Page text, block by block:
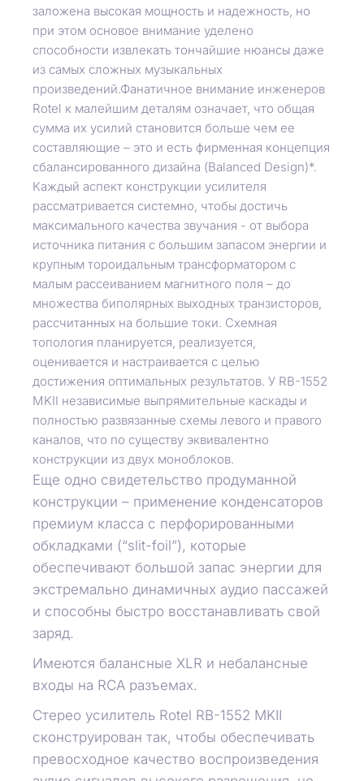
заложена высокая мощность и надежность, но
при этом основое внимание уделено
способности извлекать тончайшие нюансы даже
из самых сложных музыкальных
произведений.Фанатичное внимание инженеров
Rotel к малейшим деталям означает, что общая
сумма их усилий становится больше чем ее
составляющие – это и есть фирменная концепция
сбалансированного дизайна (Balanced Design)*.
Каждый аспект конструкции усилителя
рассматривается системно, чтобы достичь
максимального качества звучания - от выбора
источника питания с большим запасом энергии и
крупным тороидальным трансформатором с
малым рассеиванием магнитного поля – до
множества биполярных выходных транзисторов,
рассчитанных на большие токи. Схемная
топология планируется, реализуется,
оценивается и настраивается с целью
достижения оптимальных результатов. У RB-1552
MKII независимые выпрямительные каскады и
полностью развязанные схемы левого и правого
каналов, что по существу эквивалентно
конструкции из двух моноблоков.
Еще одно свидетельство продуманной
конструкции – применение конденсаторов
премиум класса с перфорированными
обкладками (“slit-foil”), которые
обеспечивают большой запас энергии для
экстремально динамичных аудио пассажей
и способны быстро восстанавливать свой
заряд.
Имеются балансные XLR и небалансные
входы на RCA разъемах.
Стерео усилитель Rotel RB-1552 MKII
сконструирован так, чтобы обеспечивать
превосходное качество воспроизведения